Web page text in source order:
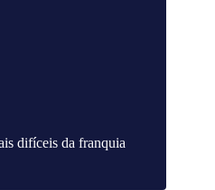
difíceis da franquia